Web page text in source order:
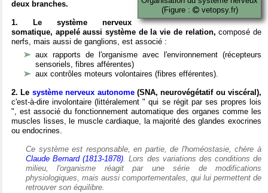
(Figure :
vetopsy.fr)
deux branches.
1. Le système nerveux
somatique, appelé aussi système de la vie de relation, composé de
nerfs, mais aussi de ganglions, est associé :
aux rapports de l'organisme avec l'environnement (récepteurs
sensoriels, fibres afférentes)
aux contrôles moteurs volontaires (fibres efférentes).
2. Le système nerveux autonome(SNA, neurovégétatif ou viscéral),
c'est-à-dire involontaire (littéralement " qui se régit par ses propres lois
", est associé du fonctionnement automatique des organes comme les
muscles lisses, le muscle cardiaque, la majorité des glandes exocrines
ou endocrines.
Ce système est responsable, en partie, de l'homéostasie, chère à
Claude Bernard (1813-1878). Lors des variations des conditions de
milieu, l'organisme réagit par une série de modifications
physiologiques, mais aussi comportementales, qui lui permettent de
retrouver son équilibre.